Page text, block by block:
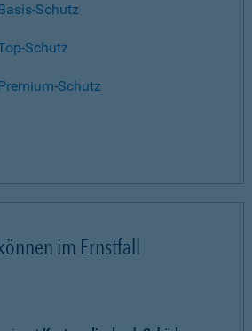
Schutz
Schutz
Schutz
im Ernstfall